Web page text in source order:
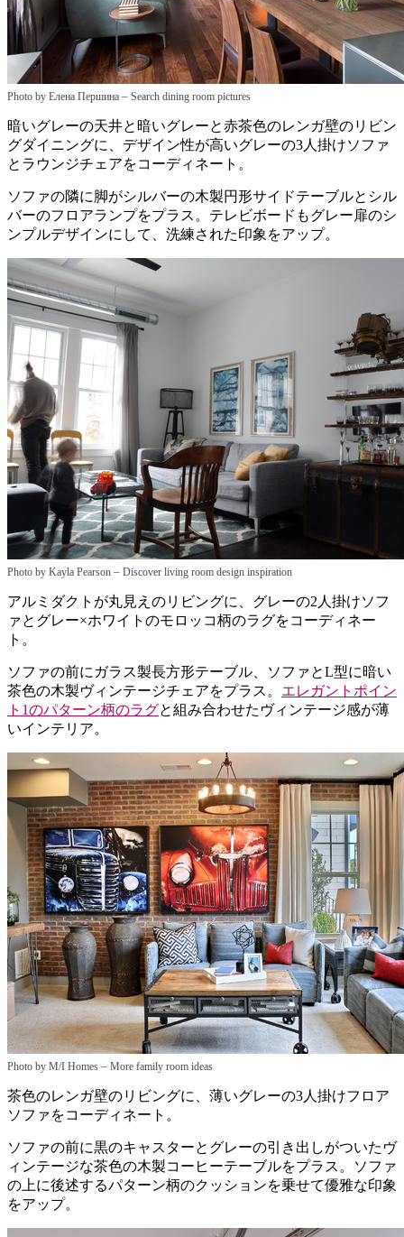
Photo by Елена Першина – Search dining room pictures
暗いグレーの天井と暗いグレーと赤茶色のレンガ壁のリビン
グダイニングに、デザイン性が高いグレーの3人掛けソファ
とラウンジチェアをコーディネート。
ソファの隣に脚がシルバーの木製円形サイドテーブルとシル
バーのフロアランプをプラス。テレビボードもグレー扉のシ
ンプルデザインにして、洗練された印象をアップ。
Photo by Kayla Pearson – Discover living room design inspiration
アルミダクトが丸見えのリビングに、グレーの2人掛けソフ
ァとグレー×ホワイトのモロッコ柄のラグをコーディネー
ト。
ソファの前にガラス製長方形テーブル、ソファとL型に暗い
茶色の木製ヴィンテージチェアをプラス。 エレガントポイン
ト1のパターン柄のラグと組み合わせたヴィンテージ感が薄
いインテリア。
Photo by M/I Homes – More family room ideas
茶色のレンガ壁のリビングに、薄いグレーの3人掛けフロア
ソファをコーディネート。
ソファの前に黒のキャスターとグレーの引き出しがついたヴ
ィンテージな茶色の木製コーヒーテーブルをプラス。ソファ
の上に後述するパターン柄のクッションを乗せて優雅な印象
をアップ。